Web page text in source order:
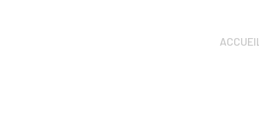
ACCUEIL